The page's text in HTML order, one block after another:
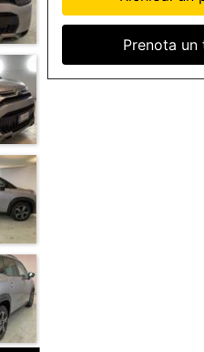
Prenota